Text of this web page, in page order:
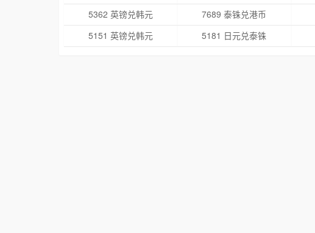
5362 英镑兑韩元
7689 泰铢兑港币
5151 英镑兑韩元
5181 日元兑泰铢